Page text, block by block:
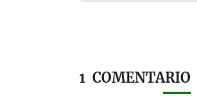
1 COMENTARIO